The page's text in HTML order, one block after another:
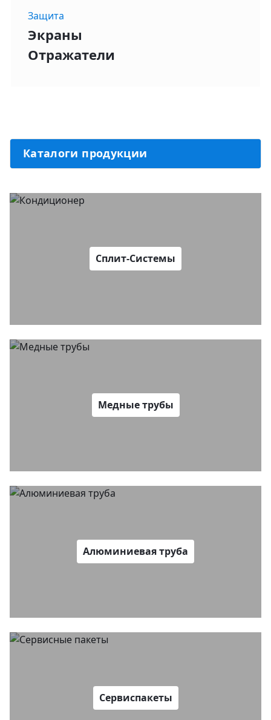
Защита
Экраны
Отражатели
Каталоги продукции
Сплит-Системы
Медные трубы
Алюминиевая труба
Сервиспакеты